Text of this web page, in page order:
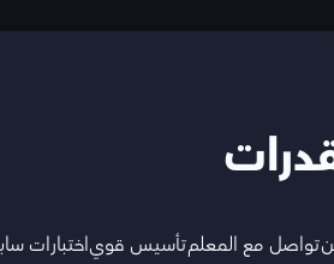
تواصل مع المعلمتأسيس قوياختبارات